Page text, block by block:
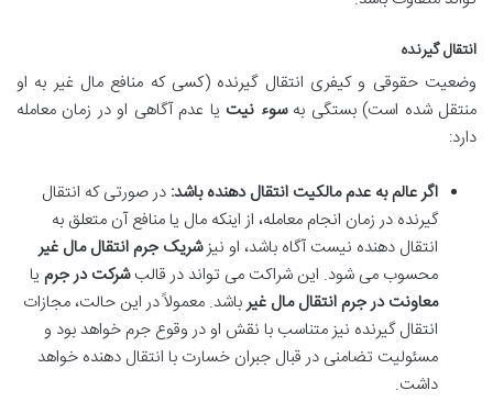
انتقال گیرنده
وضعیت حقوقی و کیفری انتقال گیرنده (کسی که منافع مال غیر به او
منتقل شده است) بستگی بهسوء نیت یا عدم آگاهی او در زمان معامله
دارد:
اگر عالم به عدم مالکیت انتقال دهنده باشد: در صورتی که انتقال
گیرنده در زمان انجام معامله، از اینکه مال یا منافع آن متعلق به
انتقال دهنده نیست آگاه باشد، او نیزشریک جرم انتقال مال غیر
محسوب می شود. این شراکت می تواند در قالبشرکت در جرم یا
معاونت در جرم انتقال مال غیرباشد. معمولاً در این حالت، مجازات
انتقال گیرنده نیز متناسب با نقش او در وقوع جرم خواهد بود و
مسئولیت تضامنی در قبال جبران خسارت با انتقال دهنده خواهد
داشت.